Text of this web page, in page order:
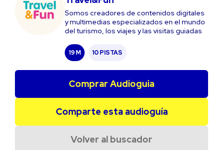
Somos creadores de contenidos digitales
y multimedias especializados en el mundo
del turismo, los viajes y las visitas guiadas
19 M 10 PISTAS
Comprar Audioguia
Comparte esta audioguía
Volver al buscador